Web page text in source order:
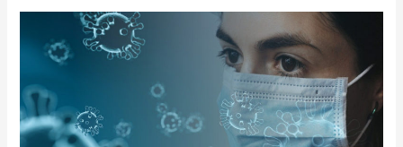
Directrices
sanitarias
y
medioambientales